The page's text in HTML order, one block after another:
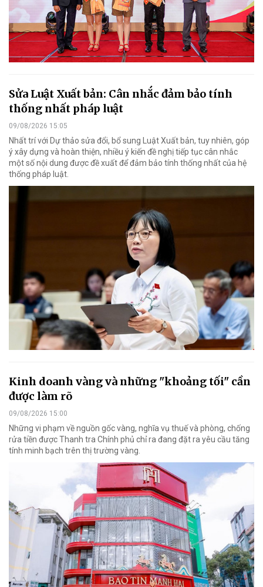
Sửa Luật Xuất bản: Cân nhắc đảm bảo tính
thống nhất pháp luật
09/08/2026 15:05
Nhất trí với Dự thảo sửa đổi, bổ sung Luật Xuất bản, tuy nhiên, góp
ý xây dựng và hoàn thiện, nhiều ý kiến đề nghị tiếp tục cân nhắc
một số nội dung được đề xuất để đảm bảo tính thống nhất của hệ
thống pháp luật.
Kinh doanh vàng và những "khoảng tối" cần
được làm rõ
09/08/2026 15:00
Những vi phạm về nguồn gốc vàng, nghĩa vụ thuế và phòng, chống
rửa tiền được Thanh tra Chính phủ chỉ ra đang đặt ra yêu cầu tăng
tính minh bạch trên thị trường vàng.